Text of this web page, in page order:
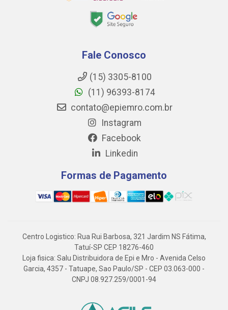
Fale Conosco
(15) 3305-8100
(11) 96393-8174
contato@epiemro.com.br
Instagram
Facebook
Linkedin
Formas de Pagamento
Centro Logistico: Rua Rui Barbosa, 321 Jardim NS Fátima,
Tatuí-SP CEP 18276-460
Loja fisica: Salu Distribuidora de Epi e Mro - Avenida Celso
Garcia, 4357 - Tatuape, Sao Paulo/SP - CEP 03.063-000 -
CNPJ 08.927.259/0001-94